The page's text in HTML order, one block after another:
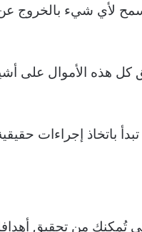
لأي شيء بالخروج
كل هذه الأموال على
باتخاذ إجراءات
تُمكنك من تحقيق